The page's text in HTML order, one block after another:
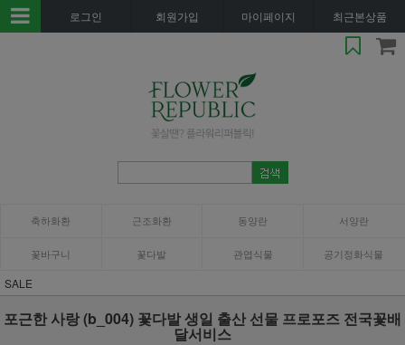
로그인 회원가입 마이페이지 최근본상품
축하화환 근조화환 동양란 서양란
꽃바구니 꽃다발 관엽식물 공기정화식물
SALE
포근한 사랑 (b_004) 꽃다발 생일 출산 선물 프로포즈 전국꽃배
달서비스